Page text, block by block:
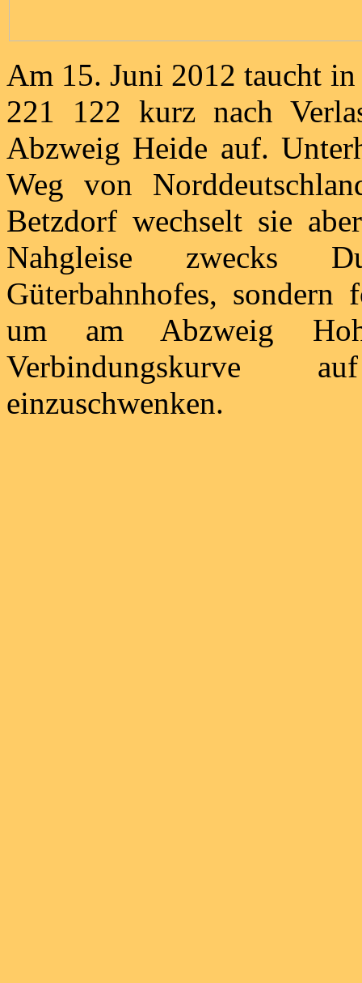
Am 15. Juni 2012 taucht
221 122 kurz nach
Abzweig Heide auf.
Weg von
Betzdorf wechselt sie
Nahgleise zwecks
Güterbahnhofes,
um am Abzweig
Verbindungskurve
einzuschwenken.